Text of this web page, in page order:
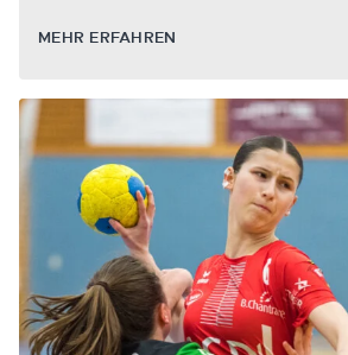
MEHR ERFAHREN